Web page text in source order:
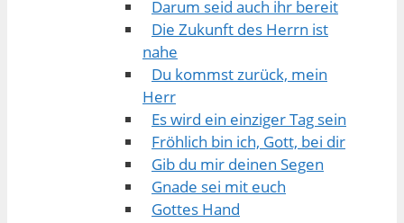
Darum seid auch ihr bereit
Die Zukunft des Herrn ist
nahe
Du kommst zurück, mein
Herr
Es wird ein einziger Tag sein
Fröhlich bin ich, Gott, bei dir
Gib du mir deinen Segen
Gnade sei mit euch
Gottes Hand